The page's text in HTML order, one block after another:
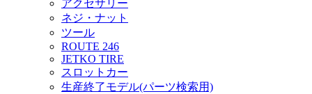
アクセサリー
ネジ・ナット
ツール
ROUTE 246
JETKO TIRE
スロットカー
生産終了モデル(パーツ検索用)